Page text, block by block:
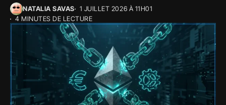
NATALIA SAVAS
1 JUILLET 2026 À 11H01
4 MINUTES DE LECTURE